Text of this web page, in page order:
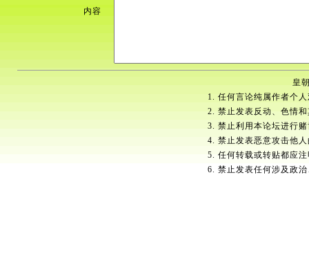
内容
皇
1. 任何言论纯属作者个
2. 禁止发表反动、色情
3. 禁止利用本论坛进行
4. 禁止发表恶意攻击他
5. 任何转载或转贴都应
6. 禁止发表任何涉及政